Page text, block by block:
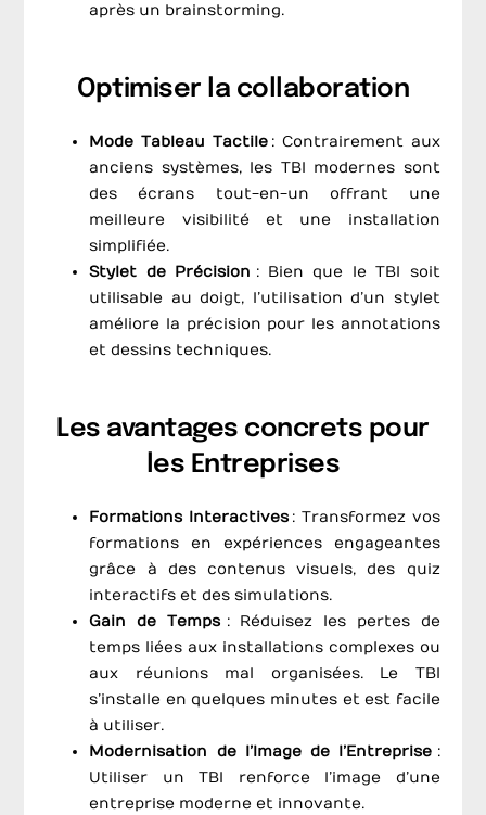
après un brainstorming.
Optimiser la collaboration
Mode Tableau Tactile : Contrairement aux
anciens systèmes, les TBI modernes sont
des écrans tout-en-un offrant une
meilleure visibilité et une installation
simplifiée.
Stylet de Précision : Bien que le TBI soit
utilisable au doigt, l’utilisation d’un stylet
améliore la précision pour les annotations
et dessins techniques.
Les avantages concrets pour
les Entreprises
Formations Interactives : Transformez vos
formations en expériences engageantes
grâce à des contenus visuels, des quiz
interactifs et des simulations.
Gain de Temps: Réduisez les pertes de
temps liées aux installations complexes ou
aux réunions mal organisées. Le TBI
s’installe en quelques minutes et est facile
à utiliser.
Modernisation de l’Image de l’Entreprise :
Utiliser un TBI renforce l’image d’une
entreprise moderne et innovante.